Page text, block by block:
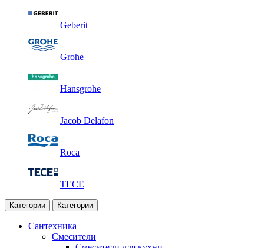
Geberit
Grohe
Hansgrohe
Jacob Delafon
Roca
TECE
Категории Категории
Сантехника
Смесители